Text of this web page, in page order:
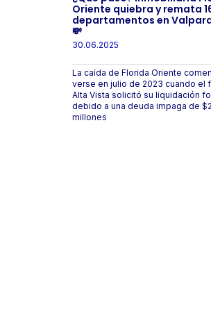
Oriente quiebra y remata
departamentos en
💸
30.06.2025
La caída de Florida Oriente
verse en julio de 2023 cuando el
Alta Vista solicitó su liquidación
debido a una deuda impaga de
millones